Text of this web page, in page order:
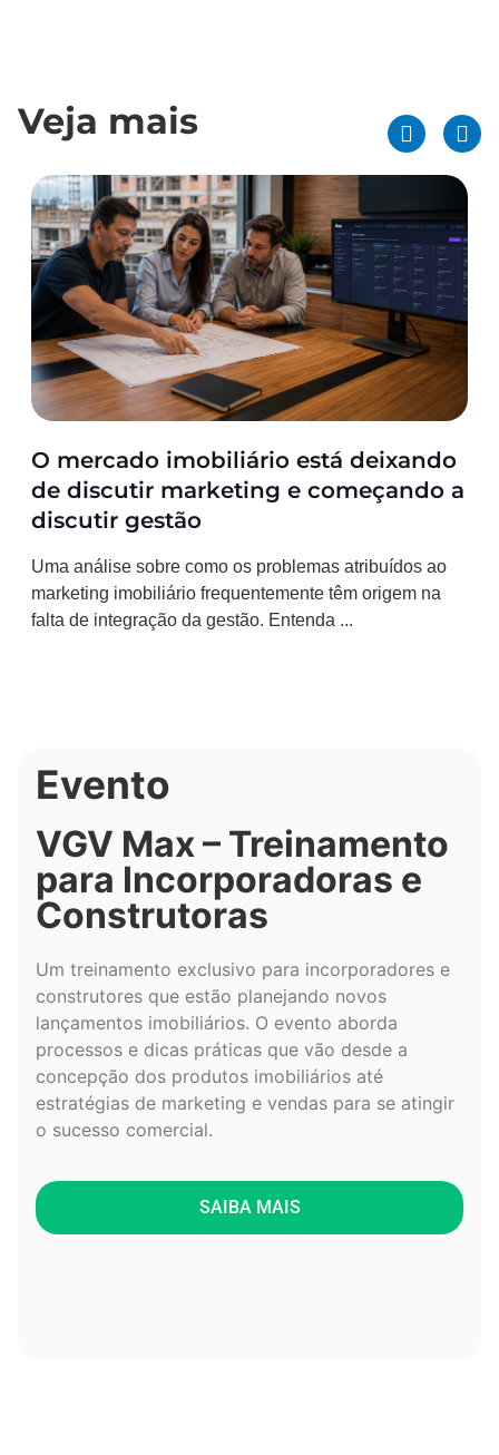
Veja mais
O mercado imobiliário está deixando
de discutir marketing e começando a
discutir gestão
Uma análise sobre como os problemas atribuídos ao
marketing imobiliário frequentemente têm origem na
falta de integração da gestão. Entenda ...
Evento
VGV Max – Treinamento
para Incorporadoras e
Construtoras
Um treinamento exclusivo para incorporadores e
construtores que estão planejando novos
lançamentos imobiliários. O evento aborda
processos e dicas práticas que vão desde a
concepção dos produtos imobiliários até
estratégias de marketing e vendas para se atingir
o sucesso comercial.
SAIBA MAIS